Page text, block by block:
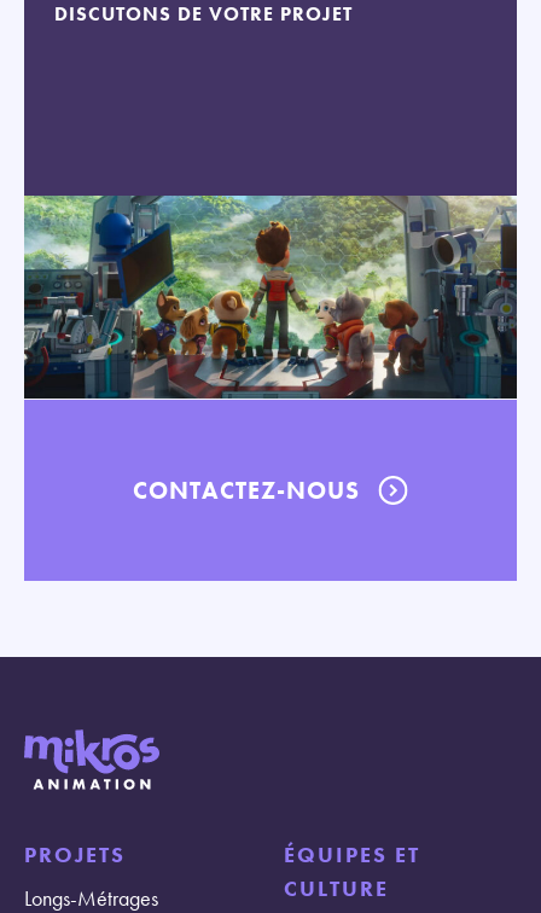
DISCUTONS DE VOTRE PROJET
CONTACTEZ-NOUS
PROJETS
Longs-Métrages
ÉQUIPES ET
CULTURE